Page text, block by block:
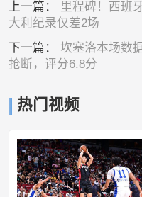
上一篇：
里程碑！西班
大利纪录仅差2场
下一篇： 坎塞洛本场数
抢断，评分6.8分
热门视频